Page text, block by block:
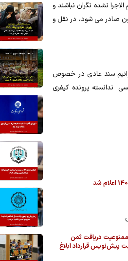
نشده نگران نباشند و
صادر می شود، در نقل و
سند عادی در خصوص
کسی ندانسته پرونده کیفری
دریافت ثمن
پیش‌نویس قرارداد ابلاغ